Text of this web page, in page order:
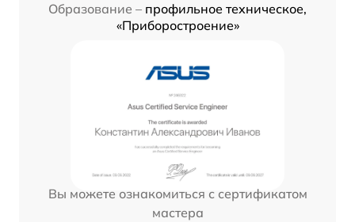
Образование – профильное техническое,
«Приборостроение»
Вы можете ознакомиться с сертификатом
мастера